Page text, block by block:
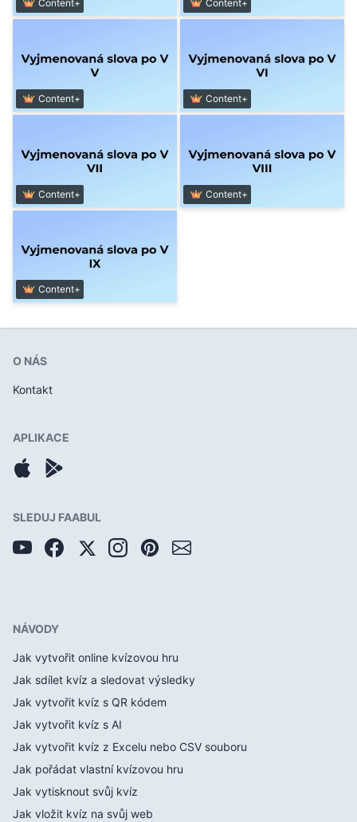
Content+ Content+
Content+ Content+
Content+ Content+
Content+
O NÁS
Kontakt
APLIKACE
SLEDUJ FAABUL
NÁVODY
Jak vytvořit online kvízovou hru
Jak sdílet kvíz a sledovat výsledky
Jak vytvořit kvíz s QR kódem
Jak vytvořit kvíz s AI
Jak vytvořit kvíz z Excelu nebo CSV souboru
Jak pořádat vlastní kvízovou hru
Jak vytisknout svůj kvíz
Jak vložit kvíz na svůj web